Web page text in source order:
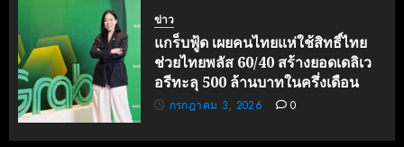
ข่าว
แกร็บฟู้ด เผยคนไทยแห่ใช้สิทธิ์ไทย
ช่วยไทยพลัส 60/40 สร้างยอดเดลิเว
อรีทะลุ 500 ล้านบาทในครึ่งเดือน
กรกฎาคม 3, 2026 0